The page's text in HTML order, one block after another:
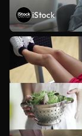
iStock